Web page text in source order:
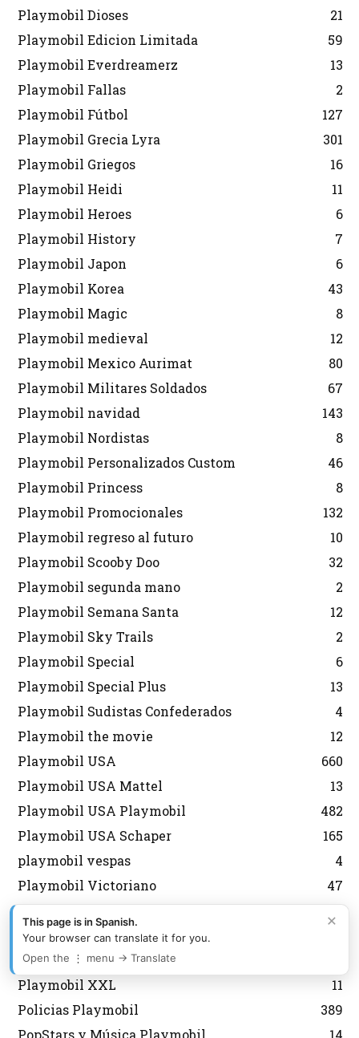
Playmobil Dioses
21
Playmobil Edicion Limitada
59
Playmobil Everdreamerz
13
Playmobil Fallas
2
Playmobil Fútbol
127
Playmobil Grecia Lyra
301
Playmobil Griegos
16
Playmobil Heidi
11
Playmobil Heroes
6
Playmobil History
7
Playmobil Japon
6
Playmobil Korea
43
Playmobil Magic
8
Playmobil medieval
12
Playmobil Mexico Aurimat
80
Playmobil Militares Soldados
67
Playmobil navidad
143
Playmobil Nordistas
8
Playmobil Personalizados Custom
46
Playmobil Princess
8
Playmobil Promocionales
132
Playmobil regreso al futuro
10
Playmobil Scooby Doo
32
Playmobil segunda mano
2
Playmobil Semana Santa
12
Playmobil Sky Trails
2
Playmobil Special
6
Playmobil Special Plus
13
Playmobil Sudistas Confederados
4
Playmobil the movie
12
Playmobil USA
660
Playmobil USA Mattel
13
Playmobil USA Playmobil
482
Playmobil USA Schaper
165
playmobil vespas
4
Playmobil Victoriano
47
Playmobil vikingos
49
Playmobil Vintage
playmobil wildlife
Playmobil XXL
11
Policias Playmobil
389
PopStars y Música Playmobil
14
×
This page is in Spanish.
Your browser can translate it for you.
Open the ⋮ menu → Translate